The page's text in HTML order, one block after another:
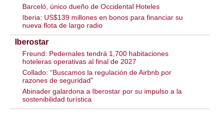
Barceló, único dueño de Occidental Hoteles
Iberia: US$139 millones en bonos para financiar su
nueva flota de largo radio
Iberostar
Freund: Pedernales tendrá 1,700 habitaciones
hoteleras operativas al final de 2027
Collado: “Buscamos la regulación de Airbnb por
razones de seguridad”
Abinader galardona a Iberostar por su impulso a la
sostenibilidad turística